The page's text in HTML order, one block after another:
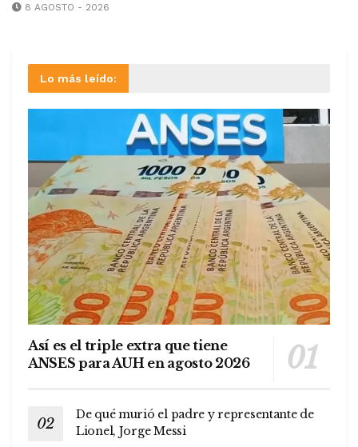
8 AGOSTO - 2026
Lo más leído:
Así es el triple extra que tiene
ANSES para AUH en agosto 2026
De qué murió el padre y representante de
Lionel, Jorge Messi